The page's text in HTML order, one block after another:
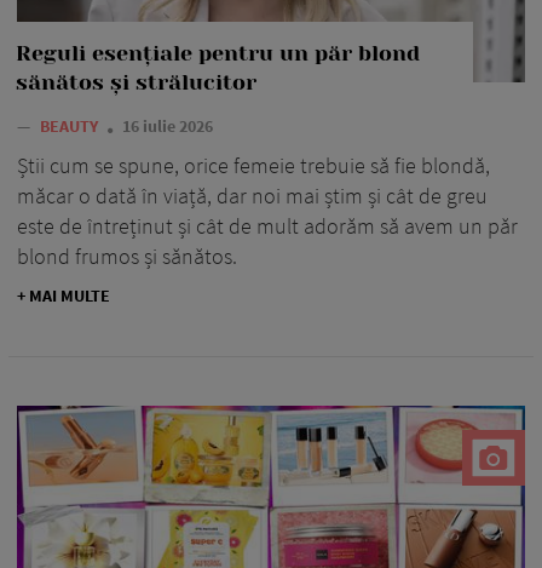
Reguli esențiale pentru un păr blond
sănătos și strălucitor
— BEAUTY 16 iulie 2026
Știi cum se spune, orice femeie trebuie să fie blondă,
măcar o dată în viață, dar noi mai știm și cât de greu
este de întreținut și cât de mult adorăm să avem un păr
blond frumos și sănătos.
+ MAI MULTE